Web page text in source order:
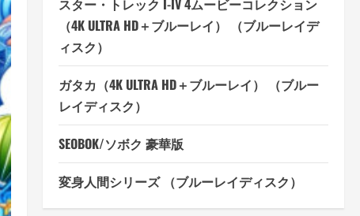
スター・トレック I-IV 4ムービーコレクション
（4K ULTRA HD＋ブルーレイ） （ブルーレイデ
ィスク）
ガタカ（4K ULTRA HD＋ブルーレイ） （ブルー
レイディスク）
SEOBOK/ソボク 豪華版
変身人間シリーズ （ブルーレイディスク）